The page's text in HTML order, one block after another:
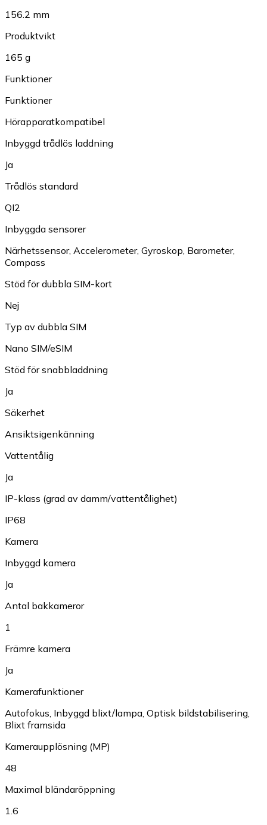
156.2 mm
Produktvikt
165 g
Funktioner
Funktioner
Hörapparatkompatibel
Inbyggd trådlös laddning
Ja
Trådlös standard
QI2
Inbyggda sensorer
Närhetssensor, Accelerometer, Gyroskop Barometer,
Compass
Stöd för dubbla SIM-kort
Nej
Typ av dubbla SIM
Nano SIM/eSIM
Stöd för snabbladdning
Ja
Säkerhet
Ansiktsigenkänning
Vattentålig
Ja
IP-klass (grad av damm/vattentålighet)
IP68
Kamera
Inbyggd kamera
Ja
Antal bakkameror
1
Främre kamera
Ja
Kamerafunktioner
Autofokus Inbyggd blixt/lampa Optisk bildstabilisering
Blixt framsida
Kameraupplösning (MP)
48
Maximal bländaröppning
1.6